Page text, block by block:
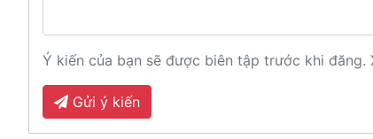
Ý kiến của bạn sẽ được biên tập trước khi
Gửi ý kiến